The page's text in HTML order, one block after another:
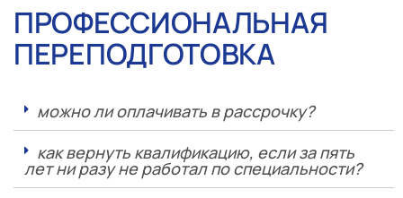
ПРОФЕССИОНАЛЬНАЯ
ПЕРЕПОДГОТОВКА
можно ли оплачивать в рассрочку?
как вернуть квалификацию, если за пять
лет ни разу не работал по специальности?